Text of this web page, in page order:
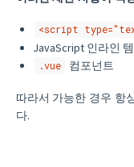
<script
JavaScript 인라인
.vue 컴포넌트
따라서 가능한 경우 항
다.